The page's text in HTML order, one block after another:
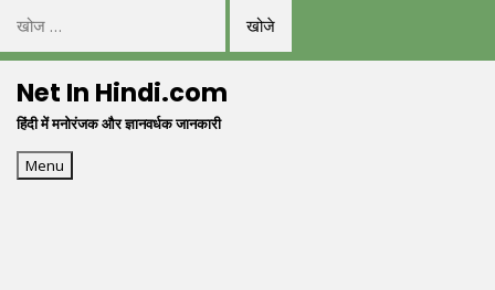
निम्न
को
खोजें:Net In Hindi.com
हिंदी में मनोरंजक और ज्ञानवर्धक जानकारी
Menu